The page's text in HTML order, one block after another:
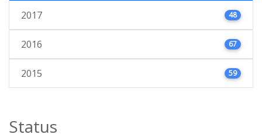
2017 48
2016 67
2015 59
Status